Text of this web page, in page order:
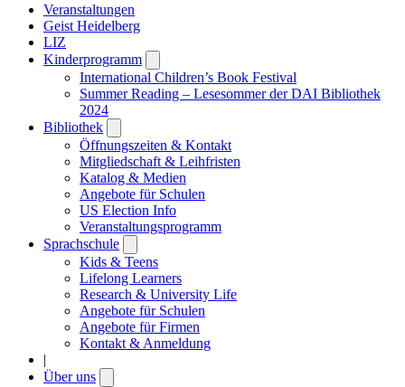
Veranstaltungen
Geist Heidelberg
LIZ
Kinderprogramm
submenu
International Children’s Book Festival
Summer Reading – Lesesommer der DAI Bibliothek
2024
Bibliothek
submenu
Öffnungszeiten & Kontakt
Mitgliedschaft & Leihfristen
Katalog & Medien
Angebote für Schulen
US Election Info
Veranstaltungsprogramm
Sprachschule
submenu
Kids & Teens
Lifelong Learners
Research & University Life
Angebote für Schulen
Angebote für Firmen
Kontakt & Anmeldung
|
Über uns